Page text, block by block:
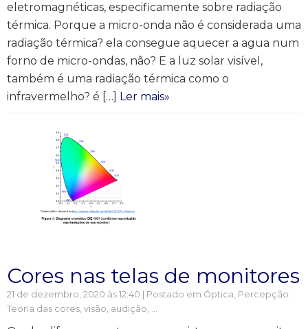
eletromagnéticas, especificamente sobre radiação
térmica. Porque a micro-onda não é considerada uma
radiação térmica? ela consegue aquecer a agua num
forno de micro-ondas, não? E a luz solar visível,
também é uma radiação térmica como o
infravermelho? é […] Ler mais»
Cores nas telas de monitores
21 de dezembro, 2020 às 12:40 | Postado em Óptica, Percepção:
Teoria das cores, visão, audição, ...